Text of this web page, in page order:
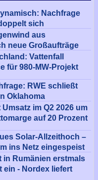
Nachfrage
sich
aus
neue Großaufträge
Vattenfall
für 980-MW-Projekt
RWE schließt
Oklahoma
im Q2 2026 um
auf 20 Prozent
Solar-Allzeithoch –
ins Netz eingespeist
in Rumänien erstmals
ein - Nordex liefert